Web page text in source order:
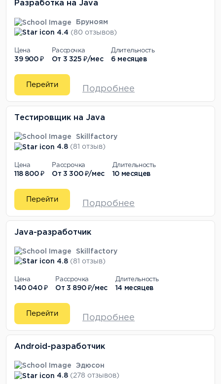
Разработка на Java
Бруноям
4.4 (80 отзывов)
Цена
39 900 ₽
Рассрочка
От 3 325 ₽/мес
Длительность
6 месяцев
Перейти
Подробнее
Тестировщик на Java
Skillfactory
4.8 (81 отзыв)
Цена
118 800 ₽
Рассрочка
От 3 300 ₽/мес
Длительность
10 месяцев
Перейти
Подробнее
Java-разработчик
Skillfactory
4.8 (81 отзыв)
Цена
140 040 ₽
Рассрочка
От 3 890 ₽/мес
Длительность
14 месяцев
Перейти
Подробнее
Android-разработчик
Эдюсон
4.8 (278 отзывов)